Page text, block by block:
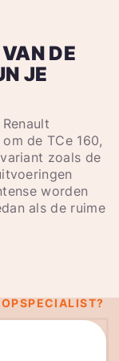
DE
JE
de TCe 160,
zoals de
worden
als de ruime